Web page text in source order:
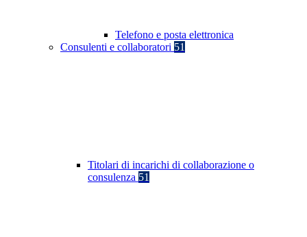
Telefono e posta elettronica
Consulenti e collaboratori 51
Titolari di incarichi di collaborazione o
consulenza 51